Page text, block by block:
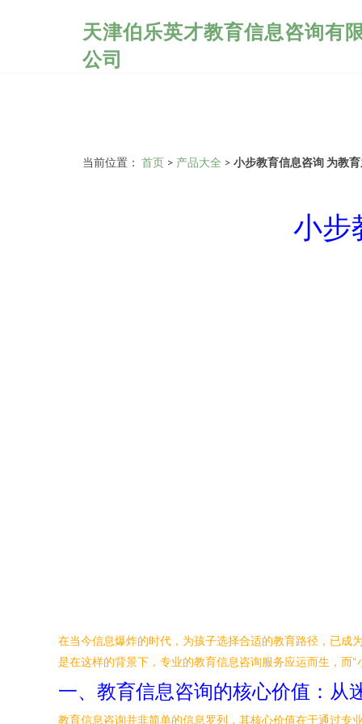
天津伯乐英才教育信息咨询有
公司
当前位置： 首页 > 产品大全 > 小步教育信息咨询 为教
小步
在当今信息爆炸的时代，为孩子选择合适的教育路径，已成
是在这样的背景下，专业的教育信息咨询服务应运而生，而
一、教育信息咨询的核心价值：从
教育信息咨询并非简单的信息罗列，其核心价值在于通过专